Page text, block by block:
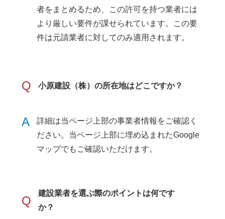
者をまとめるため、この許可を持つ業者には
より厳しい要件が課せられています。この要
件は元請業者に対してのみ適用されます。
Q 小原建設（株）の所在地はどこですか？
A
詳細は当ページ上部の事業者情報をご確認く
ださい。当ページ上部に埋め込まれたGoogle
マップでもご確認いただけます。
Q
建設業者を選ぶ際のポイントは何です
か？